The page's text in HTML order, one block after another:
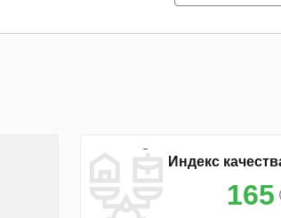
Индекс
165